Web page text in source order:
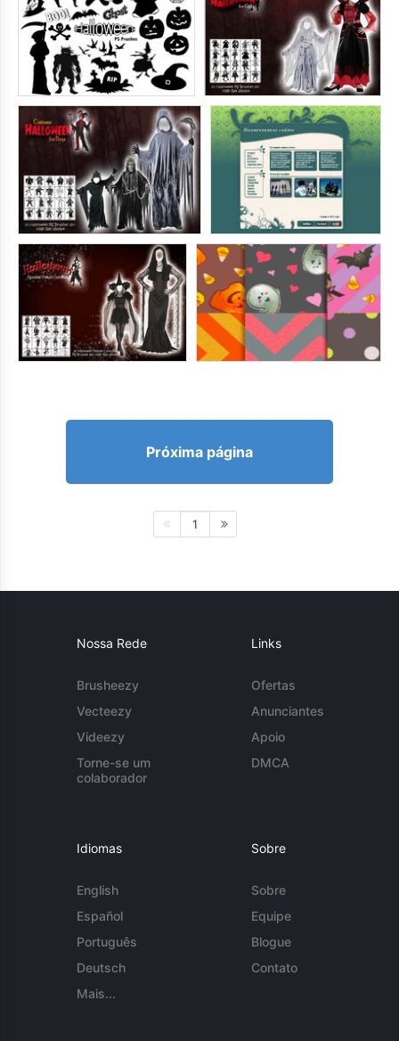
Próxima página
1
Nossa Rede
Brusheezy
Vecteezy
Videezy
Torne-se um
colaborador
Links
Ofertas
Anunciantes
Apoio
DMCA
Idiomas
English
Español
Português
Deutsch
Mais...
Sobre
Sobre
Equipe
Blogue
Contato